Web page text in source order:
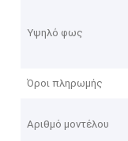
Υψηλό φως
Όροι πληρωμής
Αριθμό μοντέλου